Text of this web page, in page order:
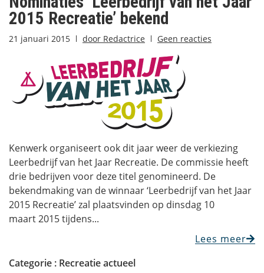
2015 Recreatie’ bekend
21 januari 2015 door Redactrice Geen reacties
Kenwerk organiseert ook dit jaar weer de verkiezing
Leerbedrijf van het Jaar Recreatie. De commissie heeft
drie bedrijven voor deze titel genomineerd. De
bekendmaking van de winnaar ‘Leerbedrijf van het Jaar
2015 Recreatie’ zal plaatsvinden op dinsdag 10
maart 2015 tijdens...
Lees meer
Categorie : Recreatie actueel